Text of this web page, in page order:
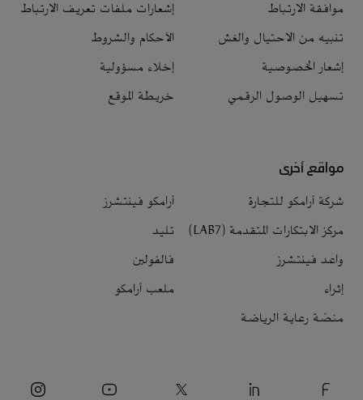
موافقة الارتباط
إشعارات ملفات تعريف الارتباط
تنبيه من الاحتيال والغش
الأحكام والشروط
إشعار الخصوصية
إخلاء مسؤولية
تسهيل الوصول الرقمي
خريطة الموقع
مواقع أخرى
شركة أرامكو للتجارة
أرامكو فينتشرز
مركز الابتكارات المتقدمة (LAB7)
تليد
واعد فينتشرز
فالفولين
إثراء
ملعب أرامكو
منصّة رعاية الرياضة